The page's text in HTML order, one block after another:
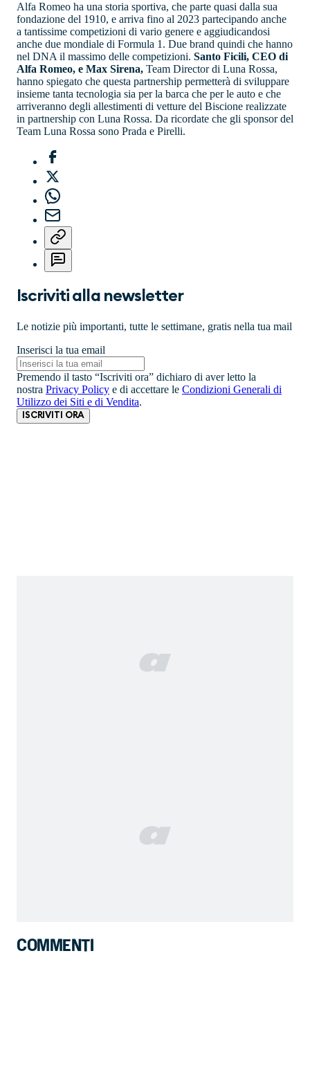
Alfa Romeo ha una storia sportiva, che parte quasi dalla sua
fondazione del 1910, e arriva fino al 2023 partecipando anche
a tantissime competizioni di vario genere e aggiudicandosi
anche due mondiale di Formula 1. Due brand quindi che hanno
nel DNA il massimo delle competizioni. Santo Ficili, CEO di
Alfa Romeo, e Max Sirena, Team Director di Luna Rossa,
hanno spiegato che questa partnership permetterà di sviluppare
insieme tanta tecnologia sia per la barca che per le auto e che
arriveranno degli allestimenti di vetture del Biscione realizzate
in partnership con Luna Rossa. Da ricordate che gli sponsor del
Team Luna Rossa sono Prada e Pirelli.
Iscriviti alla newsletter
Le notizie più importanti, tutte le settimane, gratis nella tua mail
Inserisci la tua email
Premendo il tasto “Iscriviti ora” dichiaro di aver letto la
nostra Privacy Policy e di accettare le Condizioni Generali di
Utilizzo dei Siti e di Vendita.
ISCRIVITI ORA
COMMENTI